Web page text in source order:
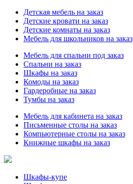
Детская мебель на заказ
Детские кровати на заказ
Детские комнаты на заказ
Мебель для школьников на заказ
Мебель для спальни под заказ
Спальни на заказ
Шкафы на заказ
Комоды на заказ
Гардеробные на заказ
Тумбы на заказ
Мебель для кабинета на заказ
Письменные столы на заказ
Компьютерные столы на заказ
Книжные шкафы на заказ
Шкафы-купе